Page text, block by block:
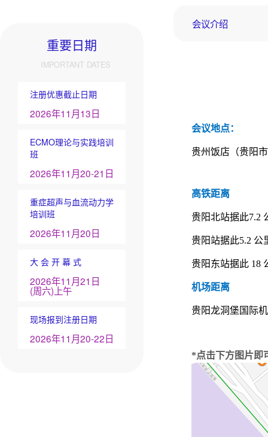
重要日期
IMPORTANT DATES
注册优惠截止日期
2026年11月13日
ECMO理论与实践培训
班
2026年11月20-21日
重症超声与血流动力学
培训班
2026年11月20日
大 会 开 幕 式
2026年11月21日
(周六)上午
现场报到注册日期
2026年11月20-22日
会议介绍
会议地点：
贵州饭店（贵阳
高铁距离
贵阳北站据此7.2
贵阳站据此5.2 公
贵阳东站据此 18
机场距离
贵阳龙洞堡国际
*点击下方图片即